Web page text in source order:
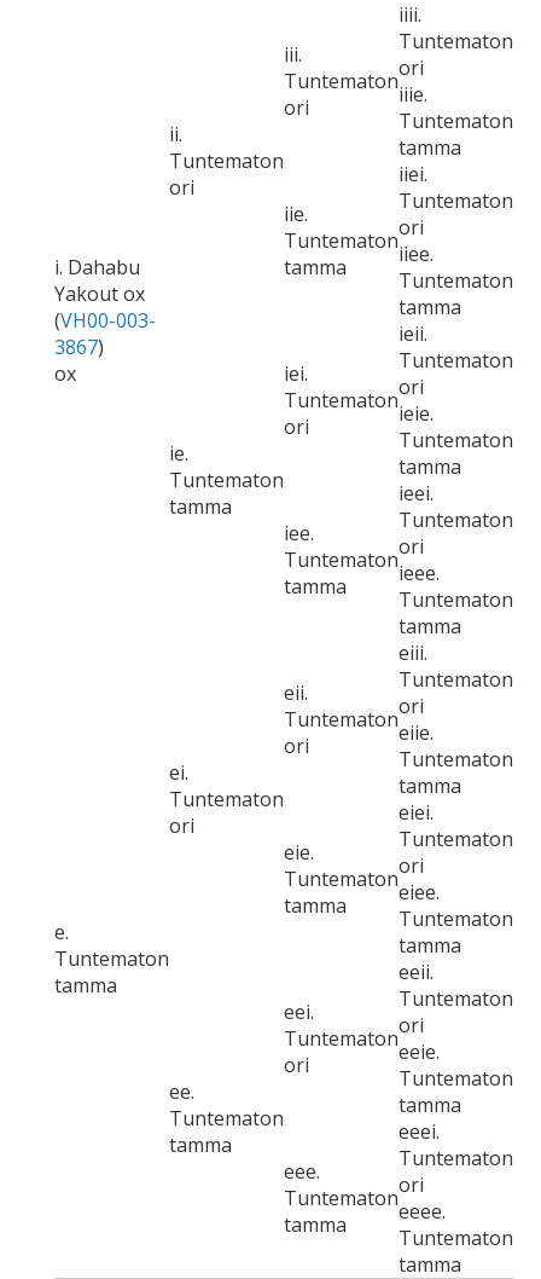
i. Dahabu
Yakout ox
(VH00-003-
3867)
ox
ii.
Tuntematon
ori
iii.
Tuntematon
ori
iiii.
Tuntematon
ori
iiie.
Tuntematon
tamma
iie.
Tuntematon
tamma
iiei.
Tuntematon
ori
iiee.
Tuntematon
tamma
ie.
Tuntematon
tamma
iei.
Tuntematon
ori
ieii.
Tuntematon
ori
ieie.
Tuntematon
tamma
iee.
Tuntematon
tamma
ieei.
Tuntematon
ori
ieee.
Tuntematon
tamma
e.
Tuntematon
tamma
ei.
Tuntematon
ori
eii.
Tuntematon
ori
eiii.
Tuntematon
ori
eiie.
Tuntematon
tamma
eie.
Tuntematon
tamma
eiei.
Tuntematon
ori
eiee.
Tuntematon
tamma
ee.
Tuntematon
tamma
eei.
Tuntematon
ori
eeii.
Tuntematon
ori
eeie.
Tuntematon
tamma
eee.
Tuntematon
tamma
eeei.
Tuntematon
ori
eeee.
Tuntematon
tamma